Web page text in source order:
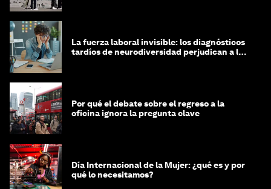
La fuerza laboral invisible: los diagnósticos
tardíos de neurodiversidad perjudican a las
Por qué el debate sobre el regreso a la
oficina ignora la pregunta clave
Día Internacional de la Mujer: ¿qué es y por
qué lo necesitamos?